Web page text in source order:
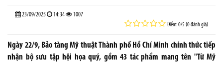
23/09/2025 14:34 1007
Điểm: 0/5 (0 đánh giá)
Ngày 22/9, Bảo tàng Mỹ thuật Thành phố Hồ Chí Minh chính thức tiếp
nhận bộ sưu tập hội họa quý, gồm 43 tác phẩm mang tên "Từ Mỹ